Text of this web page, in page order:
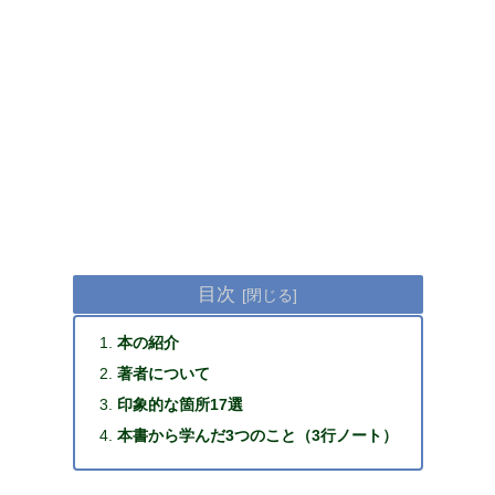
目次
本の紹介
著者について
印象的な箇所17選
本書から学んだ3つのこと（3行ノート）